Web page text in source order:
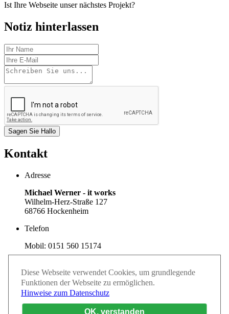
Diese Webseite verwendet Cookies, um grundlegende
Funktionen der Webseite zu ermöglichen.
Hinweise zum Datenschutz
OK, verstanden
Ist Ihre Webseite unser nächstes Projekt?
Notiz hinterlassen
Kontakt
Adresse
Michael Werner - it works
Wilhelm-Herz-Straße 127
68766 Hockenheim
Telefon
Mobil: 0151 560 15174
m.werner@mw-itworks.de
www.mw-itworks.de